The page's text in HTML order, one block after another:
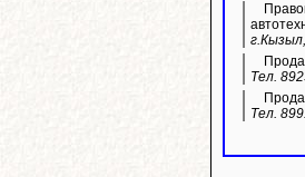
Тел.
Тел.